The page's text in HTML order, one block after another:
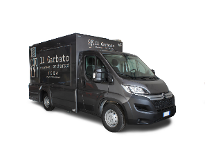
FOOD
Food trucks, Véhicules électriques,
Pro X Food Truck
9LIKES